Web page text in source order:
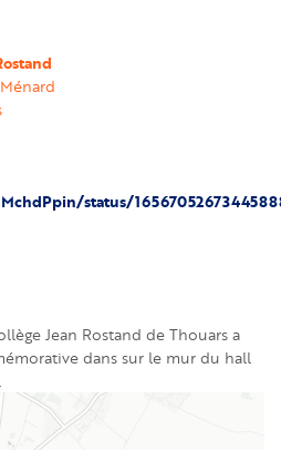
status/
Jean Rostand de Thouars a
dans sur le mur du hall